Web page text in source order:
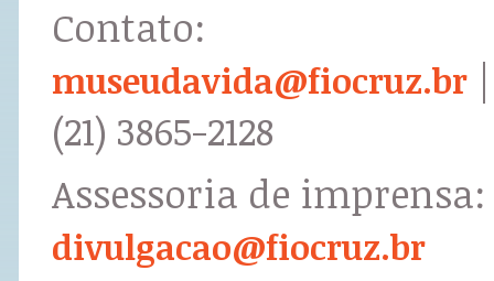
Contato:
museudavida@fiocruz.br |
(21) 3865-2128
Assessoria de imprensa:
divulgacao@fiocruz.br